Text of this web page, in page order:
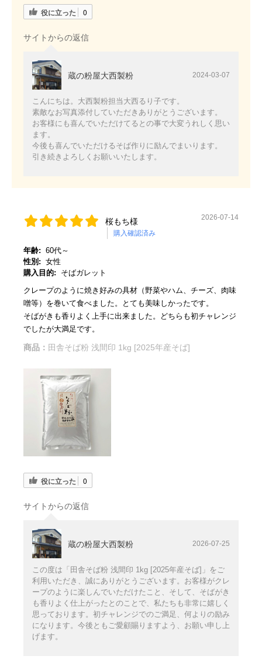
役に立った 0
サイトからの返信
蔵の粉屋大西製粉 2024-03-07
こんにちは。大西製粉担当大西るり子です。
素敵なお写真添付していただきありがとうございます。
お客様にも喜んでいただけてるとの事で大変うれしく思い
ます。
今後も喜んでいただけるそば作りに励んでまいります。
引き続きよろしくお願いいたします。
桜もち様
購入確認済み
2026-07-14
年齢: 60代～
性別: 女性
購入目的:
そばガレット
クレープのように焼き好みの具材（野菜やハム、チーズ、肉味
噌等）を巻いて食べました。とても美味しかったです。
そばがきも香りよく上手に出来ました。どちらも初チャレンジ
でしたが大満足です。
商品： 田舎そば粉 浅間印 1kg [2025年産そば]
役に立った 0
サイトからの返信
蔵の粉屋大西製粉 2026-07-25
この度は「田舎そば粉 浅間印 1kg [2025年産そば]」をご
利用いただき、誠にありがとうございます。お客様がクレ
ープのように楽しんでいただけたこと、そして、そばがき
も香りよく仕上がったとのことで、私たちも非常に嬉しく
思っております。初チャレンジでのご満足、何よりの励み
になります。今後ともご愛顧賜りますよう、お願い申し上
げます。